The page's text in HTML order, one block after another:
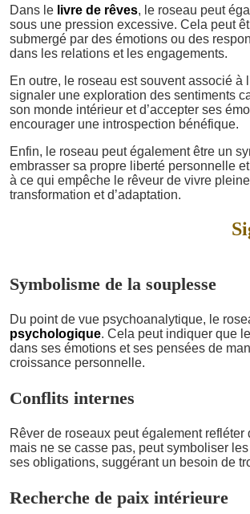
Dans le livre de rêves, le roseau peut
sous une pression excessive. Cela peut
submergé par des émotions ou des
dans les relations et les engagements.
En outre, le roseau est souvent associé à
signaler une exploration des sentiments
son monde intérieur et d’accepter ses
encourager une introspection bénéfique.
Enfin, le roseau peut également être un
embrasser sa propre liberté personnelle
à ce qui empêche le rêveur de vivre
transformation et d’adaptation.
Symbolisme de la souplesse
Du point de vue psychoanalytique, le
psychologique. Cela peut indiquer que
dans ses émotions et ses pensées de
croissance personnelle.
Conflits internes
Rêver de roseaux peut également refléter
mais ne se casse pas, peut symboliser
ses obligations, suggérant un besoin de
Recherche de paix intérieure